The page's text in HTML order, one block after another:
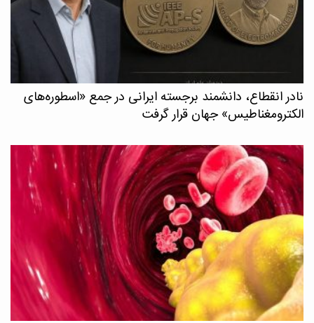
نادر انقطاع، دانشمند برجسته ایرانی در جمع «اسطوره‌های
الکترومغناطیس» جهان قرار گرفت